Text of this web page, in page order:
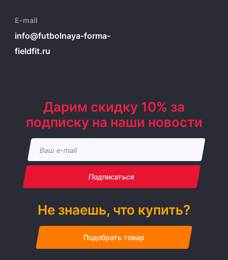
E-mail
info@futbolnaya-forma-
fieldfit.ru
Дарим скидку 10% за
подписку на наши новости
Подписаться
Не знаешь, что купить?
Подобрать товар